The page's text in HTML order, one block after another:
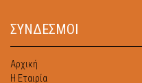
ΣΥΝΔΕΣΜΟΙ
Αρχική
Η Εταιρία